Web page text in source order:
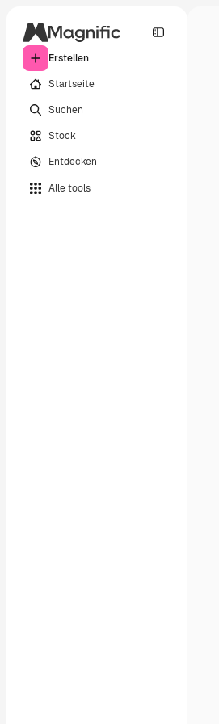
Erstellen
Startseite
Suchen
Stock
Entdecken
Alle tools